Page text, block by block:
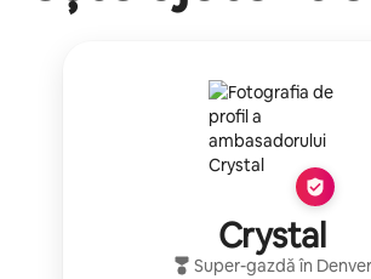
Crystal
Super-gazdăîn Denver